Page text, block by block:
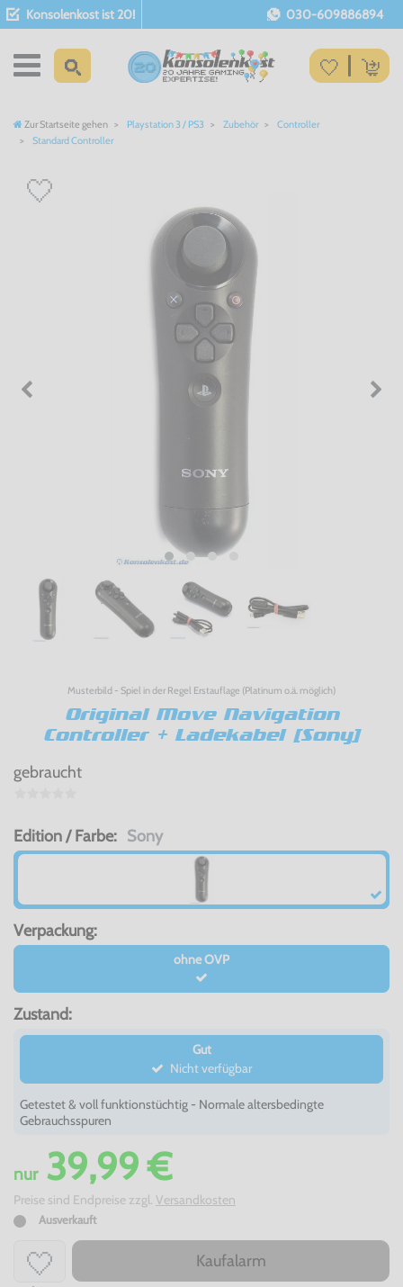
Konsolenkost ist 20! 030-609886894
Zur Startseite gehen Playstation 3 / PS3 Zubehör
Controller
Standard Controller
Musterbild - Spiel in der Regel Erstauflage (Platinum o.ä. möglich)
Original Move Navigation
Controller + Ladekabel [Sony]
gebraucht
Edition / Farbe: Sony
Verpackung:
ohne OVP
Zustand:
Gut
Nicht verfügbar
Getestet & voll funktionstüchtig - Normale altersbedingte
Gebrauchsspuren
nur39,99 €
Preise sind Endpreise zzgl. Versandkosten
Ausverkauft
Kaufalarm